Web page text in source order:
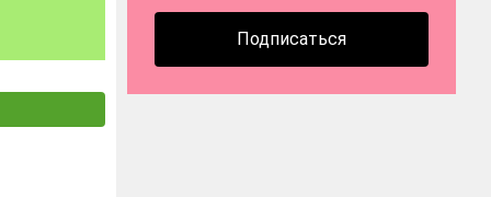
Подписаться